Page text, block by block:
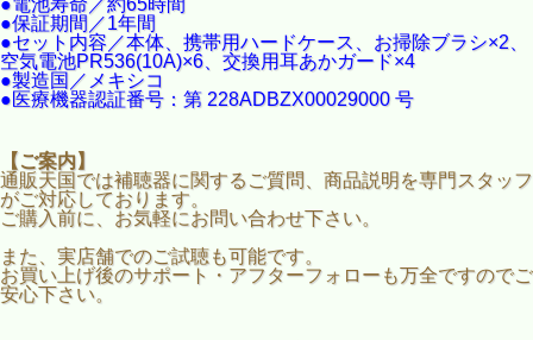
●電池寿命／約65時間
●保証期間／1年間
●セット内容／本体、携帯用ハードケース、お掃除ブラシ×2、
空気電池PR536(10A)×6、交換用耳あかガード×4
●製造国／メキシコ
●医療機器認証番号：第 228ADBZX00029000 号
【ご案内】
通販天国では補聴器に関するご質問、商品説明を専門スタッフ
がご対応しております。
ご購入前に、お気軽にお問い合わせ下さい。
また、実店舗でのご試聴も可能です。
お買い上げ後のサポート・アフターフォローも万全ですのでご
安心下さい。